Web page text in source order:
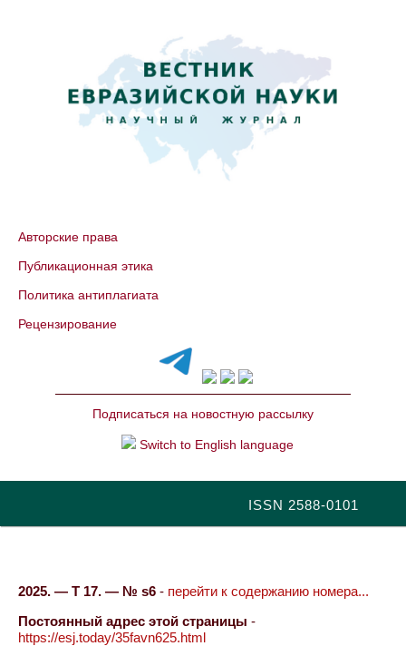
Авторские права
Публикационная этика
Политика антиплагиата
Рецензирование
Подписаться на новостную рассылку
Switch to English language
ISSN 2588-0101
2025. — Т 17. — № s6 - перейти к содержанию номера...
Постоянный адрес этой страницы -
https://esj.today/35favn625.html